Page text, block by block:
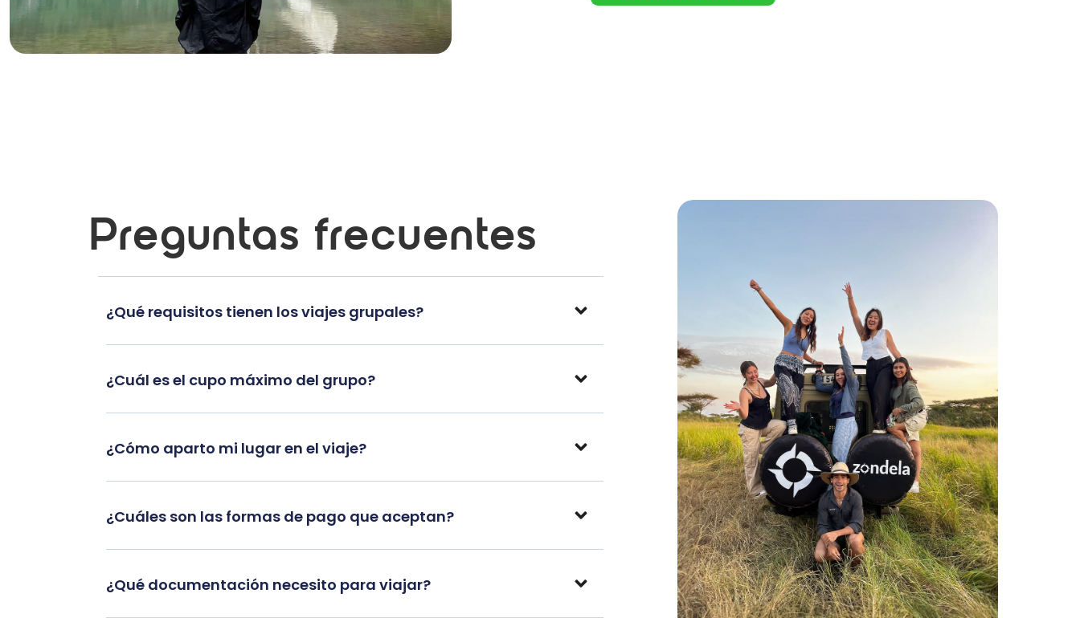
Preguntas frecuentes
¿Qué requisitos tienen los viajes grupales?
¿Cuál es el cupo máximo del grupo?
¿Cómo aparto mi lugar en el viaje?
¿Cuáles son las formas de pago que aceptan?
¿Qué documentación necesito para viajar?